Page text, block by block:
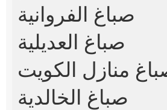
صباغ الفروانية
صباغ العديلية
منازل الكويت
صباغ الخالدية